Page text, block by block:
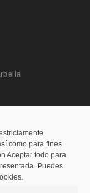
como para fines
Aceptar todo para
Puedes